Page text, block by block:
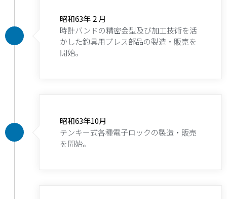
昭和63年２月
時計バンドの精密金型及び加工技術を活
かした釣具用プレス部品の製造・販売を
開始。
昭和63年10月
テンキー式各種電子ロックの製造・販売
を開始。